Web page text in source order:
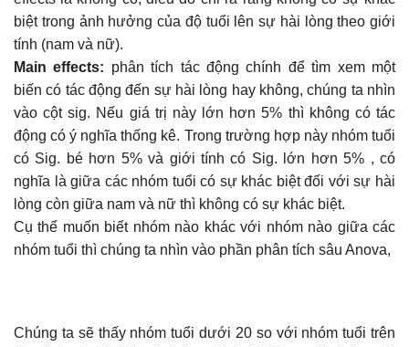
biệt trong ảnh hưởng của độ tuổi lên sự hài lòng theo giới
tính (nam và nữ).
Main effects: phân tích tác động chính để tìm xem một
biến có tác động đến sự hài lòng hay không, chúng ta nhìn
vào cột sig. Nếu giá trị này lớn hơn 5% thì không có tác
động có ý nghĩa thống kê. Trong trường hợp này nhóm tuổi
có Sig. bé hơn 5% và giới tính có Sig. lớn hơn 5% , có
nghĩa là giữa các nhóm tuổi có sự khác biệt đối với sự hài
lòng còn giữa nam và nữ thì không có sự khác biệt.
Cụ thể muốn biết nhóm nào khác với nhóm nào giữa các
nhóm tuổi thì chúng ta nhìn vào phần phân tích sâu Anova,
Chúng ta sẽ thấy nhóm tuổi dưới 20 so với nhóm tuổi trên